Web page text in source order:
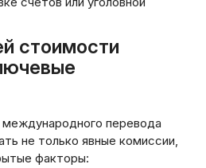
стоимости
перевода
не только явные комиссии,
факторы: